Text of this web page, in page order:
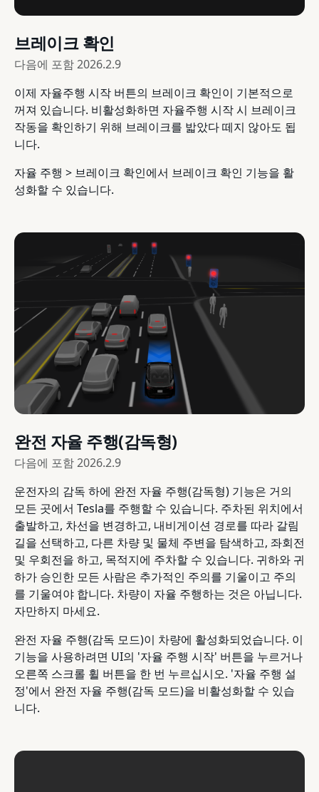
브레이크 확인
다음에 포함2026.2.9
이제 자율주행 시작 버튼의 브레이크 확인이 기본적으로
꺼져 있습니다. 비활성화하면 자율주행 시작 시 브레이크
작동을 확인하기 위해 브레이크를 밟았다 떼지 않아도 됩
니다.
자율 주행 > 브레이크 확인에서 브레이크 확인 기능을 활
성화할 수 있습니다.
완전 자율 주행(감독형)
다음에 포함2026.2.9
운전자의 감독 하에 완전 자율 주행(감독형) 기능은 거의
모든 곳에서 Tesla를 주행할 수 있습니다. 주차된 위치에서
출발하고, 차선을 변경하고, 내비게이션 경로를 따라 갈림
길을 선택하고, 다른 차량 및 물체 주변을 탐색하고, 좌회전
및 우회전을 하고, 목적지에 주차할 수 있습니다. 귀하와 귀
하가 승인한 모든 사람은 추가적인 주의를 기울이고 주의
를 기울여야 합니다. 차량이 자율 주행하는 것은 아닙니다.
자만하지 마세요.
완전 자율 주행(감독 모드)이 차량에 활성화되었습니다. 이
기능을 사용하려면 UI의 '자율 주행 시작' 버튼을 누르거나
오른쪽 스크롤 휠 버튼을 한 번 누르십시오. '자율 주행 설
정'에서 완전 자율 주행(감독 모드)을 비활성화할 수 있습
니다.